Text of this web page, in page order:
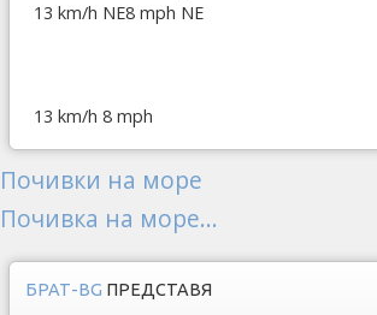
13 km/h NE8 mph NE
13 km/h 8 mph
Почивки на море
Почивка на море...
БРАТ-BG ПРЕДСТАВЯ